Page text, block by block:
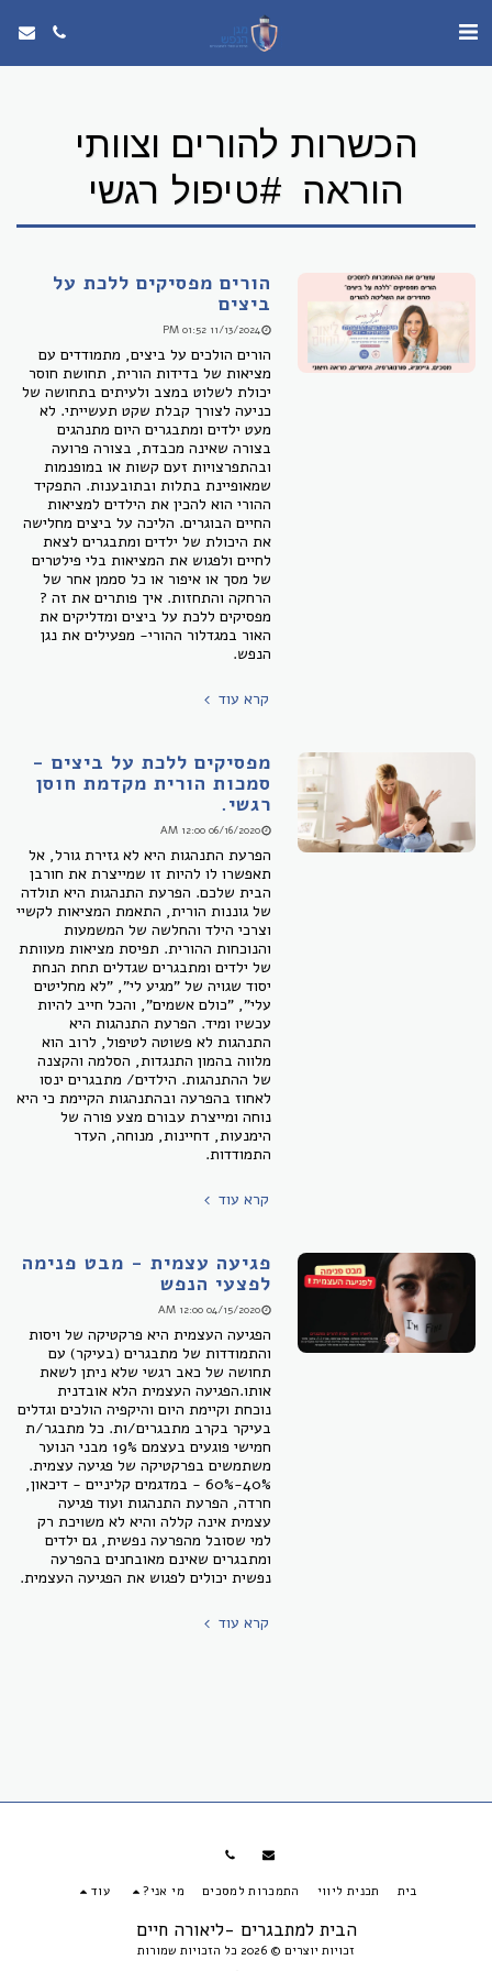
הכשרות להורים וצוותי
הוראה #טיפול רגשי
הורים מפסיקים ללכת על
ביצים
11/13/2024 01:52 PM
הורים הולכים על ביצים, מתמודדים עם
מציאות של בדידות הורית, תחושת חוסר
יכולת לשלוט במצב ולעיתים בתחושה של
כניעה לצורך קבלת שקט תעשייתי. לא
מעט ילדים ומתבגרים היום מתנהגים
בצורה שאינה מכבדת, בצורה פרועה
ובהתפרצויות זעם קשות או במופנמות
שמאופיינת בתלות ובתובענות. התפקיד
ההורי הוא להכין את הילדים למציאות
החיים הבוגרים. הליכה על ביצים מחלישה
את היכולת של ילדים ומתבגרים לצאת
לחיים ולפגוש את המציאות בלי פילטרים
של מסך או איפור או כל סממן אחר של
הרחקה והתחזות. איך פותרים את זה ?
מפסיקים ללכת על ביצים ומדליקים את
האור במגדלור ההורי- מפעילים את נגן
הנפש.
קרא עוד
מפסיקים ללכת על ביצים -
סמכות הורית מקדמת חוסן
רגשי.
06/16/2020 12:00 AM
הפרעת התנהגות היא לא גזירת גורל, אל
תאפשרו לו להיות זו שמייצרת את חורבן
הבית שלכם. הפרעת התנהגות היא תולדה
של גוננות הורית, התאמת המציאות לקשיי
וצרכי הילד והחלשה של המשמעות
והנוכחות ההורית. תפיסת מציאות מעוותת
של ילדים ומתבגרים שגדלים תחת הנחת
יסוד שגויה של "מגיע לי", "לא מחליטים
עלי", "כולם אשמים", והכל חייב להיות
עכשיו ומיד. הפרעת התנהגות היא
התנהגות לא פשוטה לטיפול, לרוב הוא
מלווה בהמון התנגדות, הסלמה והקצנה
של ההתנהגות. הילדים/ מתבגרים ינסו
לאחוז בהפרעה ובהתנהגות הקיימת כי היא
נוחה ומייצרת עבורם מצע פורה של
הימנעות, דחיינות, מנוחה, העדר
התמודדות.
קרא עוד
פגיעה עצמית - מבט פנימה
לפצעי הנפש
04/15/2020 12:00 AM
​הפגיעה העצמית היא פרקטיקה של ויסות
והתמודדות של מתבגרים (בעיקר) עם
תחושה של כאב רגשי שלא ניתן לשאת
אותו. ​הפגיעה העצמית הלא אובדנית
נוכחת וקיימת היום והיקפיה הולכים וגדלים
בעיקר בקרב מתבגרים/ות. כל מתבגר/ת
חמישי פוגעים בעצמם 19% מבני הנוער
משתמשים בפרקטיקה של פגיעה עצמית.
40%-60% - במדגמים קליניים - דיכאון,
חרדה, הפרעת התנהגות ועוד פגיעה
עצמית אינה קללה והיא לא משויכת רק
למי שסובל מהפרעה נפשית, גם ילדים
ומתבגרים שאינם מאובחנים בהפרעה
נפשית יכולים לפגוש את הפגיעה העצמית.
קרא עוד
הבית למתבגרים -ליאורה חיים
זכויות יוצרים © 2026 כל הזכויות שמורות
בית תכנית ליווי התמכרות למסכים מי אני? עוד